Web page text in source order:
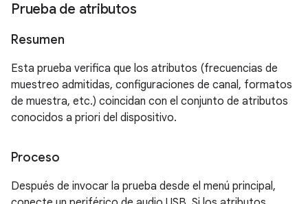
Prueba de atributos
Resumen
Esta prueba verifica que los atributos (frecuencias de
muestreo admitidas, configuraciones de canal, formatos
de muestra, etc.) coincidan con el conjunto de atributos
conocidos a priori del dispositivo.
Proceso
Después de invocar la prueba desde el menú principal,